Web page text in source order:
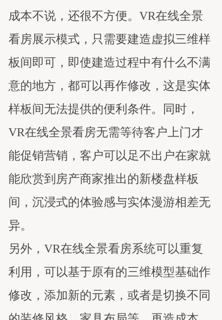
成本不说，还很不方便。VR在线全景
看房展示模式，只需要建造虚拟三维样
板间即可，即使建造过程中有什么不满
意的地方，都可以再作修改，这是实体
样板间无法提供的便利条件。同时，
VR在线全景看房无需等待客户上门才
能促销营销，客户可以足不出户在家就
能欣赏到房产商家推出的新楼盘样板
间，沉浸式的体验感与实体漫游相差无
异。
另外，VR在线全景看房系统可以重复
利用，可以基于原有的三维模型基础作
修改，添加新的元素，或者是切换不同